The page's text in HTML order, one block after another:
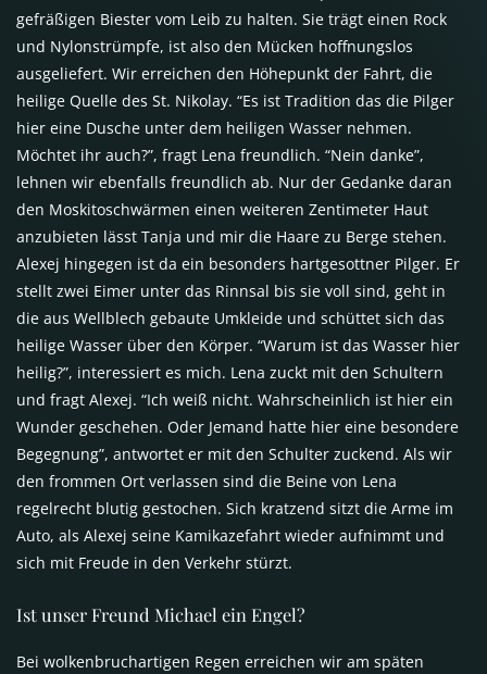
gefräßigen Biester vom Leib zu halten. Sie trägt einen Rock
und Nylonstrümpfe, ist also den Mücken hoffnungslos
ausgeliefert. Wir erreichen den Höhepunkt der Fahrt, die
heilige Quelle des St. Nikolay. “Es ist Tradition das die Pilger
hier eine Dusche unter dem heiligen Wasser nehmen.
Möchtet ihr auch?”, fragt Lena freundlich. “Nein danke”,
lehnen wir ebenfalls freundlich ab. Nur der Gedanke daran
den Moskitoschwärmen einen weiteren Zentimeter Haut
anzubieten lässt Tanja und mir die Haare zu Berge stehen.
Alexej hingegen ist da ein besonders hartgesottner Pilger. Er
stellt zwei Eimer unter das Rinnsal bis sie voll sind, geht in
die aus Wellblech gebaute Umkleide und schüttet sich das
heilige Wasser über den Körper. “Warum ist das Wasser hier
heilig?”, interessiert es mich. Lena zuckt mit den Schultern
und fragt Alexej. “Ich weiß nicht. Wahrscheinlich ist hier ein
Wunder geschehen. Oder Jemand hatte hier eine besondere
Begegnung”, antwortet er mit den Schulter zuckend. Als wir
den frommen Ort verlassen sind die Beine von Lena
regelrecht blutig gestochen. Sich kratzend sitzt die Arme im
Auto, als Alexej seine Kamikazefahrt wieder aufnimmt und
sich mit Freude in den Verkehr stürzt.
Ist unser Freund Michael ein Engel?
Bei wolkenbruchartigen Regen erreichen wir am späten